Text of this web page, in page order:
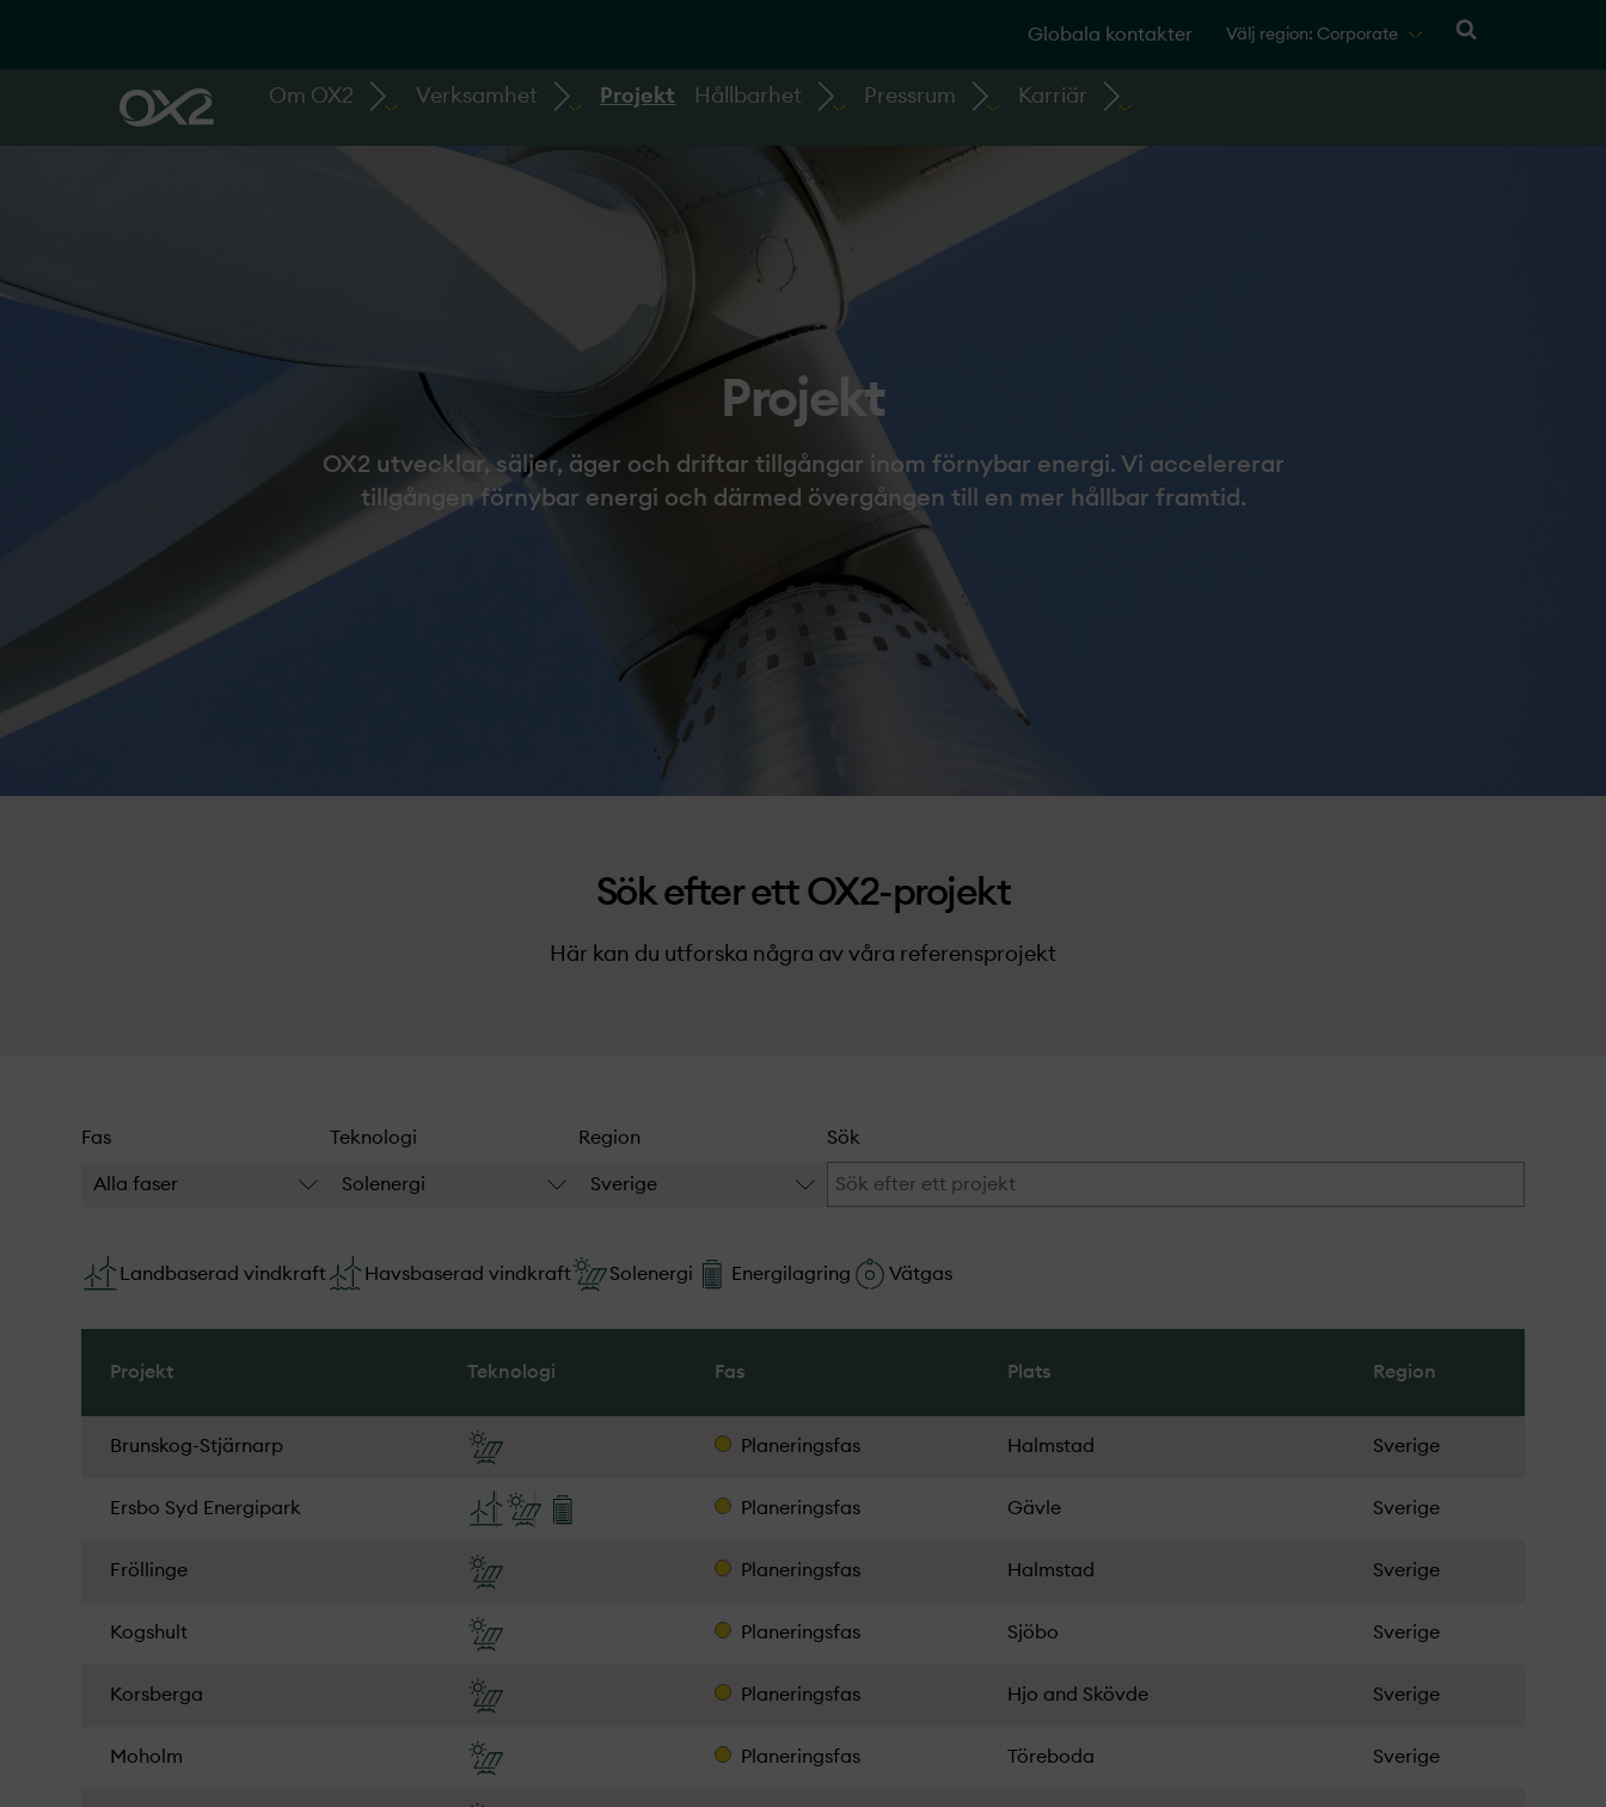
Globala kontakter Välj region: Corporate
Om OX2 Verksamhet Projekt Hållbarhet Pressrum Karriär
Projekt­
OX2 utvecklar, säljer, äger och driftar tillgångar inom förnybar energi. Vi accelererar
tillgången förnybar energi och därmed övergången till en mer hållbar framtid.
Sök efter ett OX2-projekt­
Här kan du utforska några av våra referensprojekt­
Fas
Alla faser
Teknologi
Solenergi
Region
Sverige
Sök
Landbaserad vindkraft Havsbaserad vindkraft Solenergi Energilagring Vätgas
Projekt­ Teknologi Fas Plats Region
Brunskog-Stjärnarp Planeringsfas Halmstad Sverige
Ersbo Syd Energipark Planeringsfas Gävle Sverige
Fröllinge Planeringsfas Halmstad Sverige
Kogshult Planeringsfas Sjöbo Sverige
Korsberga Planeringsfas Hjo and Skövde Sverige
Moholm Planeringsfas Töreboda Sverige